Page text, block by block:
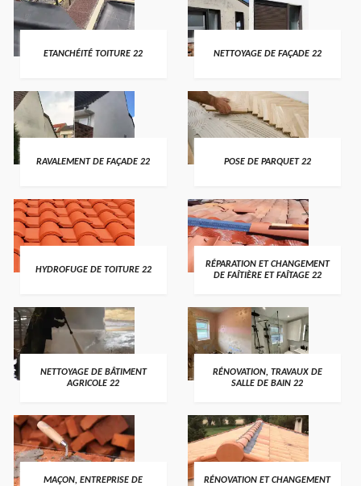
ETANCHÉITÉ TOITURE 22 NETTOYAGE DE FAÇADE 22
RAVALEMENT DE FAÇADE 22 POSE DE PARQUET 22
HYDROFUGE DE TOITURE 22
RÉPARATION ET CHANGEMENT
DE FAÎTIÈRE ET FAÎTAGE 22
NETTOYAGE DE BÂTIMENT
AGRICOLE 22
RÉNOVATION, TRAVAUX DE
SALLE DE BAIN 22
MAÇON, ENTREPRISE DE
RÉNOVATION ET CHANGEMENT